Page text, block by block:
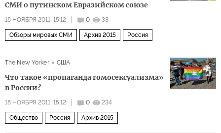
СМИ о путинском Евразийском союзе
18 НОЯБРЯ 2011, 15:12 0 33
Обзоры мировых СМИ Архив 2015 Россия
The New Yorker США
Что такое «пропаганда гомосексуализма»
в России?
18 НОЯБРЯ 2011, 15:12 0 234
Общество Россия Архив 2015